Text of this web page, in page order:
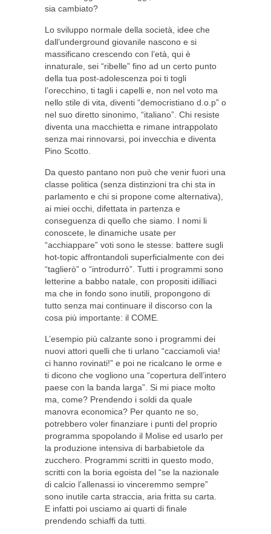
sia cambiato?
Lo sviluppo normale della società, idee che
dall’underground giovanile nascono e si
massificano crescendo con l’età, qui è
innaturale, sei “ribelle” fino ad un certo punto
della tua post-adolescenza poi ti togli
l’orecchino, ti tagli i capelli e, non nel voto ma
nello stile di vita, diventi “democristiano d.o.p” o
nel suo diretto sinonimo, “italiano”. Chi resiste
diventa una macchietta e rimane intrappolato
senza mai rinnovarsi, poi invecchia e diventa
Pino Scotto.
Da questo pantano non può che venir fuori una
classe politica (senza distinzioni tra chi sta in
parlamento e chi si propone come alternativa),
ai miei occhi, difettata in partenza e
conseguenza di quello che siamo. I nomi li
conoscete, le dinamiche usate per
“acchiappare” voti sono le stesse: battere sugli
hot-topic affrontandoli superficialmente con dei
“taglierò” o “introdurrò”. Tutti i programmi sono
letterine a babbo natale, con propositi idilliaci
ma che in fondo sono inutili, propongono di
tutto senza mai continuare il discorso con la
cosa più importante: il COME.
L’esempio più calzante sono i programmi dei
nuovi attori quelli che ti urlano “cacciamoli via!
ci hanno rovinati!” e poi ne ricalcano le orme e
ti dicono che vogliono una “copertura dell’intero
paese con la banda larga”. Si mi piace molto
ma, come? Prendendo i soldi da quale
manovra economica? Per quanto ne so,
potrebbero voler finanziare i punti del proprio
programma spopolando il Molise ed usarlo per
la produzione intensiva di barbabietole da
zucchero. Programmi scritti in questo modo,
scritti con la boria egoista del “se la nazionale
di calcio l’allenassi io vinceremmo sempre”
sono inutile carta straccia, aria fritta su carta.
E infatti poi usciamo ai quarti di finale
prendendo schiaffi da tutti.